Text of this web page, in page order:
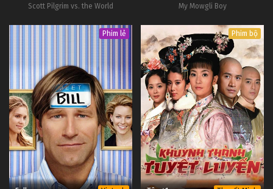
Scott Pilgrim vs. the World My Mowgli Boy
Phim lẻ Phim bộ